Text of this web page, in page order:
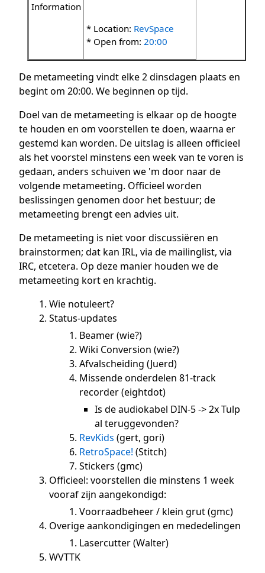
Information
* Location: RevSpace
* Open from: 20:00
De metameeting vindt elke 2 dinsdagen plaats en
begint om 20:00. We beginnen op tijd.
Doel van de metameeting is elkaar op de hoogte
te houden en om voorstellen te doen, waarna er
gestemd kan worden. De uitslag is alleen officieel
als het voorstel minstens een week van te voren is
gedaan, anders schuiven we 'm door naar de
volgende metameeting. Officieel worden
beslissingen genomen door het bestuur; de
metameeting brengt een advies uit.
De metameeting is niet voor discussiëren en
brainstormen; dat kan IRL, via de mailinglist, via
IRC, etcetera. Op deze manier houden we de
metameeting kort en krachtig.
Wie notuleert?
Status-updates
Beamer (wie?)
Wiki Conversion (wie?)
Afvalscheiding (Juerd)
Missende onderdelen 81-track
recorder (eightdot)
Is de audiokabel DIN-5 -> 2x Tulp
al teruggevonden?
RevKids (gert, gori)
RetroSpace! (Stitch)
Stickers (gmc)
Officieel: voorstellen die minstens 1 week
vooraf zijn aangekondigd:
Voorraadbeheer / klein grut (gmc)
Overige aankondigingen en mededelingen
Lasercutter (Walter)
WVTTK